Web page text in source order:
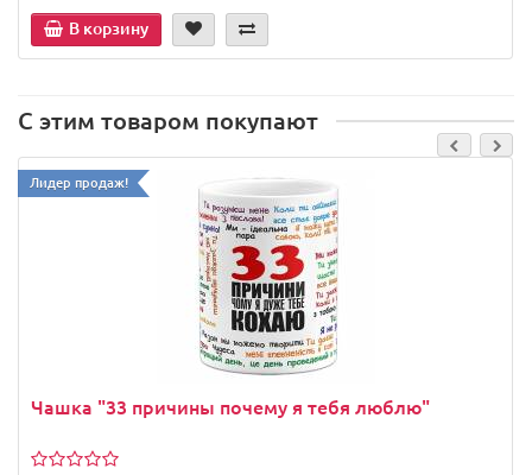
В корзину
С этим товаром покупают
Лидер продаж!
Чашка "33 причины почему я тебя люблю"